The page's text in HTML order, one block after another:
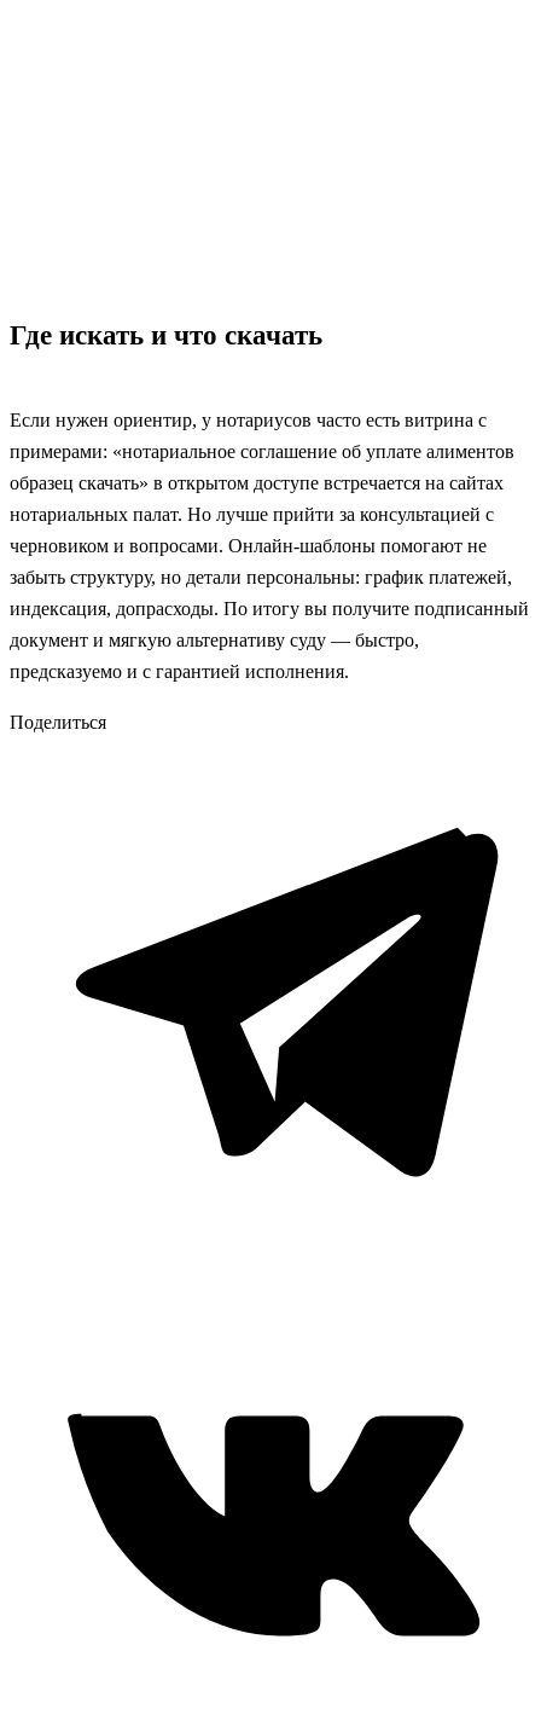
Где искать и что скачать
Если нужен ориентир, у нотариусов часто есть витрина с
примерами: «нотариальное соглашение об уплате алиментов
образец скачать» в открытом доступе встречается на сайтах
нотариальных палат. Но лучше прийти за консультацией с
черновиком и вопросами. Онлайн‑шаблоны помогают не
забыть структуру, но детали персональны: график платежей,
индексация, допрасходы. По итогу вы получите подписанный
документ и мягкую альтернативу суду — быстро,
предсказуемо и с гарантией исполнения.
Поделиться